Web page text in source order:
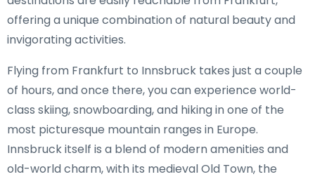
offering a unique combination of natural beauty and
invigorating activities.
Flying from Frankfurt to Innsbruck takes just a couple
of hours, and once there, you can experience world-
class skiing, snowboarding, and hiking in one of the
most picturesque mountain ranges in Europe.
Innsbruck itself is a blend of modern amenities and
old-world charm, with its medieval Old Town, the